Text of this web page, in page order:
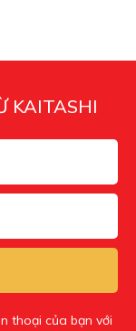
KAITASHI
thoại của bạn với